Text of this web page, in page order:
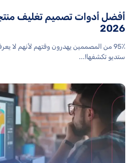
أفضل أدوات تصميم تغليف
2026
95٪ من المصممين يهدرون وقتهم لأنهم لا
ستديو تكشفها!...